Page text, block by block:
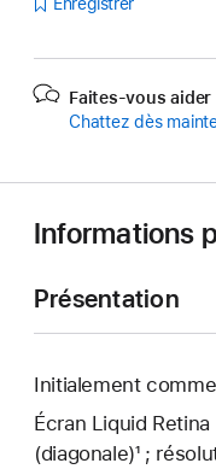
Faites-vous aider
Chattez dès
Informations
Présentation
Initialement
Écran Liquid
(diagonale)¹ ;